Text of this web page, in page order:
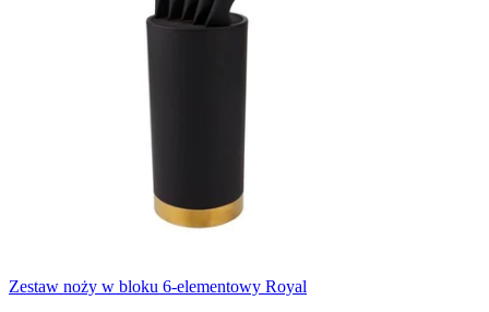
Zestaw noży w bloku 6-elementowy Royal